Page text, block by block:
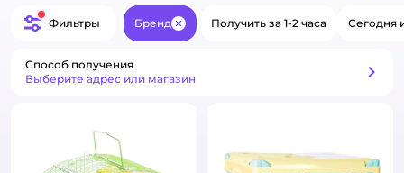
Фильтры Бренд ЗакрытьПолучить за 1-2 часа Сегодня
Способ получения
Выберите адрес или магазин